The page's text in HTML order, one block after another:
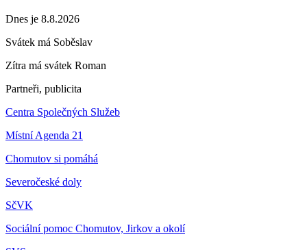
Dnes je 8.8.2026
Svátek má Soběslav
Zítra má svátek Roman
Partneři, publicita
Centra Společných Služeb
Místní Agenda 21
Chomutov si pomáhá
Severočeské doly
SčVK
Sociální pomoc Chomutov, Jirkov a okolí